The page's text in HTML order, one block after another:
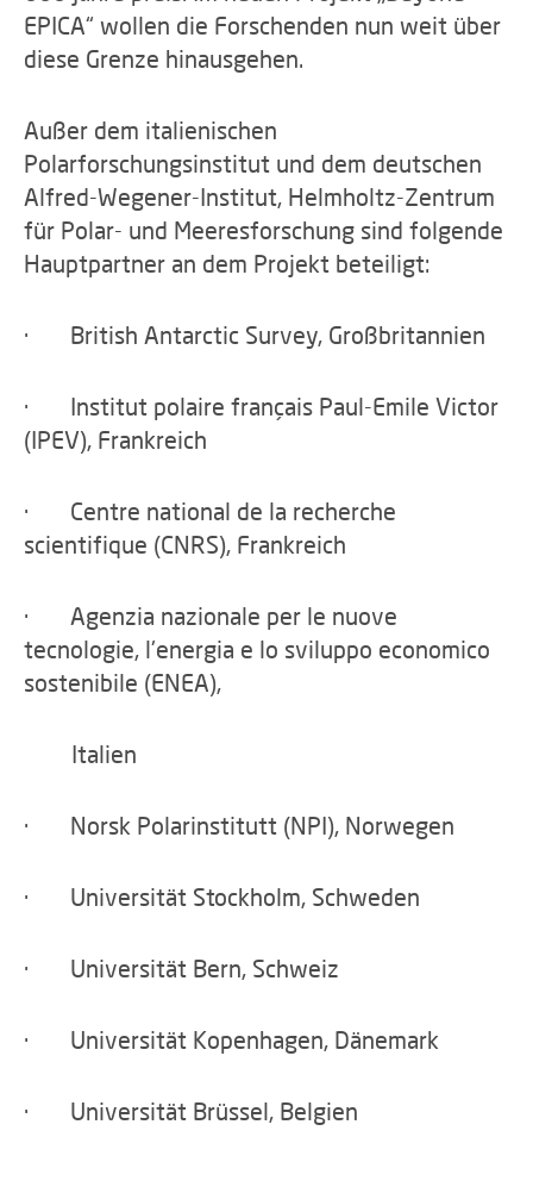
EPICA“ wollen die Forschenden nun weit über
diese Grenze hinausgehen.
Außer dem italienischen
Polarforschungsinstitut und dem deutschen
Alfred-Wegener-Institut, Helmholtz-Zentrum
für Polar- und Meeresforschung sind folgende
Hauptpartner an dem Projekt beteiligt:
· British Antarctic Survey, Großbritannien
· Institut polaire français Paul-Emile Victor
(IPEV), Frankreich
· Centre national de la recherche
scientifique (CNRS), Frankreich
· Agenzia nazionale per le nuove
tecnologie, l'energia e lo sviluppo economico
sostenibile (ENEA),
Italien
· Norsk Polarinstitutt (NPI), Norwegen
· Universität Stockholm, Schweden
· Universität Bern, Schweiz
· Universität Kopenhagen, Dänemark
· Universität Brüssel, Belgien